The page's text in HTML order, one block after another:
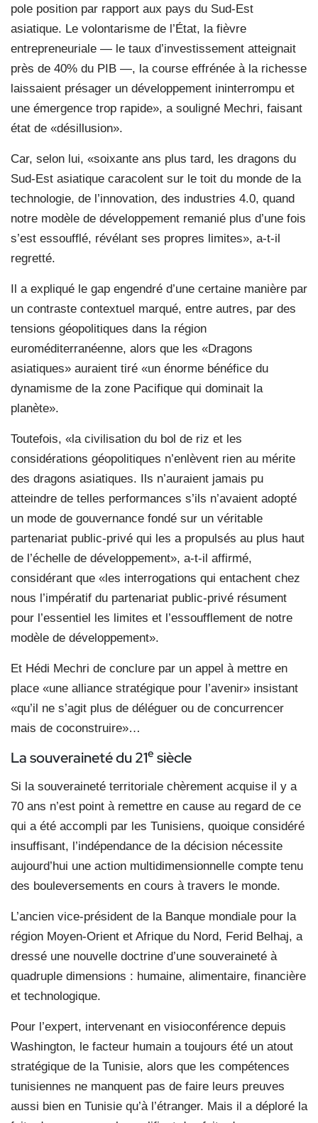
pole position par rapport aux pays du Sud-Est
asiatique. Le volontarisme de l’État, la fièvre
entrepreneuriale — le taux d’investissement atteignait
près de 40% du PIB —, la course effrénée à la richesse
laissaient présager un développement ininterrompu et
une émergence trop rapide», a souligné Mechri, faisant
état de «désillusion».
Car, selon lui, «soixante ans plus tard, les dragons du
Sud-Est asiatique caracolent sur le toit du monde de la
technologie, de l’innovation, des industries 4.0, quand
notre modèle de développement remanié plus d’une fois
s’est essoufflé, révélant ses propres limites», a-t-il
regretté.
Il a expliqué le gap engendré d’une certaine manière par
un contraste contextuel marqué, entre autres, par des
tensions géopolitiques dans la région
euroméditerranéenne, alors que les «Dragons
asiatiques» auraient tiré «un énorme bénéfice du
dynamisme de la zone Pacifique qui dominait la
planète».
Toutefois, «la civilisation du bol de riz et les
considérations géopolitiques n’enlèvent rien au mérite
des dragons asiatiques. Ils n’auraient jamais pu
atteindre de telles performances s’ils n’avaient adopté
un mode de gouvernance fondé sur un véritable
partenariat public-privé qui les a propulsés au plus haut
de l’échelle de développement», a-t-il affirmé,
considérant que «les interrogations qui entachent chez
nous l’impératif du partenariat public-privé résument
pour l’essentiel les limites et l’essoufflement de notre
modèle de développement».
Et Hédi Mechri de conclure par un appel à mettre en
place «une alliance stratégique pour l’avenir» insistant
«qu’il ne s’agit plus de déléguer ou de concurrencer
mais de coconstruire»…
La souveraineté du 21e siècle
Si la souveraineté territoriale chèrement acquise il y a
70 ans n’est point à remettre en cause au regard de ce
qui a été accompli par les Tunisiens, quoique considéré
insuffisant, l’indépendance de la décision nécessite
aujourd’hui une action multidimensionnelle compte tenu
des bouleversements en cours à travers le monde.
L’ancien vice-président de la Banque mondiale pour la
région Moyen-Orient et Afrique du Nord, Ferid Belhaj, a
dressé une nouvelle doctrine d’une souveraineté à
quadruple dimensions : humaine, alimentaire, financière
et technologique.
Pour l’expert, intervenant en visioconférence depuis
Washington, le facteur humain a toujours été un atout
stratégique de la Tunisie, alors que les compétences
tunisiennes ne manquent pas de faire leurs preuves
aussi bien en Tunisie qu’à l’étranger. Mais il a déploré la